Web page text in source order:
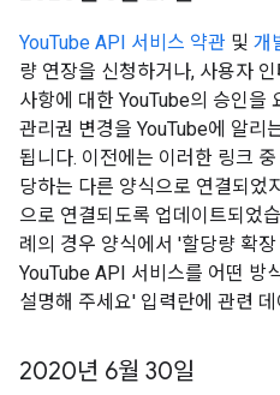
YouTube API 서비스 약관 및 개
량 연장을 신청하거나, 사용자
사항에 대한 YouTube의 승인을
관리권 변경을 YouTube에 알리
됩니다. 이전에는 이러한 링크
당하는 다른 양식으로 연결되었
으로 연결되도록 업데이트되었
례의 경우 양식에서 '할당량 확
YouTube API 서비스를 어떤 방
설명해 주세요' 입력란에 관련
2020년 6월 30일